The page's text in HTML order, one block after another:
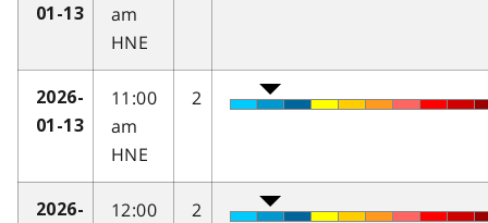
01-13
am
HNE
2026-
01-13
11:00
am
HNE
2
2026-
12:00
2